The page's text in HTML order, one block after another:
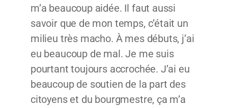
m’a beaucoup aidée. Il faut aussi
savoir que de mon temps, c’était un
milieu très macho. À mes débuts, j’ai
eu beaucoup de mal. Je me suis
pourtant toujours accrochée. J’ai eu
beaucoup de soutien de la part des
citoyens et du bourgmestre, ça m’a